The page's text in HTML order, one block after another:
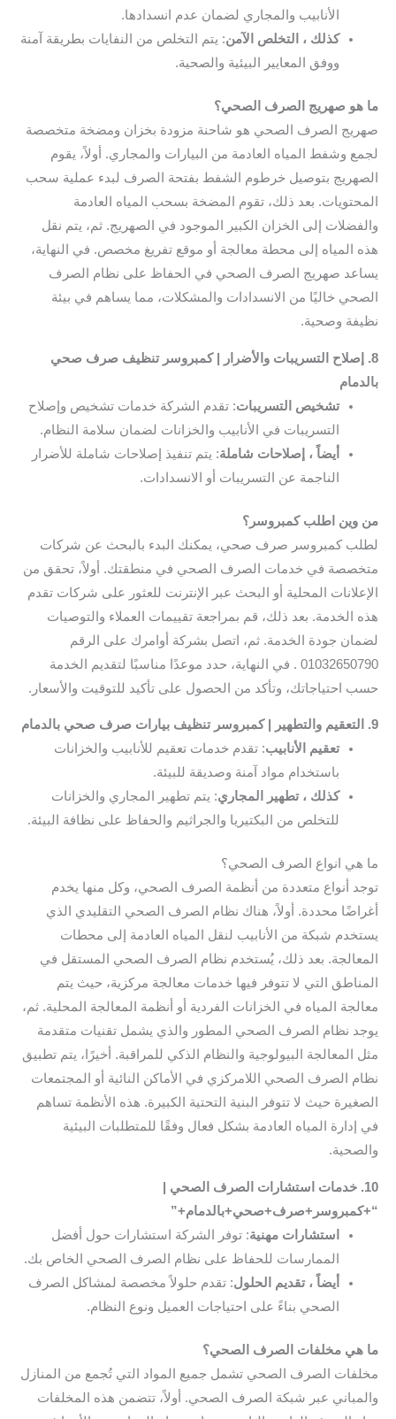
الأنابيب والمجاري لضمان عدم انسدادها.
كذلك ، التخلص الآمن: يتم التخلص من النفايات بطريقة آمنة
ووفق المعايير البيئية والصحية.
ما هو صهريج الصرف الصحي؟
صهريج الصرف الصحي هو شاحنة مزودة بخزان ومضخة متخصصة
لجمع وشفط المياه العادمة من البيارات والمجاري. أولاً، يقوم
الصهريج بتوصيل خرطوم الشفط بفتحة الصرف لبدء عملية سحب
المحتويات. بعد ذلك، تقوم المضخة بسحب المياه العادمة
والفضلات إلى الخزان الكبير الموجود في الصهريج. ثم، يتم نقل
هذه المياه إلى محطة معالجة أو موقع تفريغ مخصص. في النهاية،
يساعد صهريج الصرف الصحي في الحفاظ على نظام الصرف
الصحي خاليًا من الانسدادات والمشكلات، مما يساهم في بيئة
نظيفة وصحية.
8. إصلاح التسريبات والأضرار | كمبروسر تنظيف صرف صحي
بالدمام
تشخيص التسريبات: تقدم الشركة خدمات تشخيص وإصلاح
التسريبات في الأنابيب والخزانات لضمان سلامة النظام.
أيضاً ، إصلاحات شاملة: يتم تنفيذ إصلاحات شاملة للأضرار
الناجمة عن التسريبات أو الانسدادات.
من وين اطلب كمبروسر؟
لطلب كمبروسر صرف صحي، يمكنك البدء بالبحث عن شركات
متخصصة في خدمات الصرف الصحي في منطقتك. أولاً، تحقق من
الإعلانات المحلية أو البحث عبر الإنترنت للعثور على شركات تقدم
هذه الخدمة. بعد ذلك، قم بمراجعة تقييمات العملاء والتوصيات
لضمان جودة الخدمة. ثم، اتصل بشركة أوامرك على الرقم
01032650790 . في النهاية، حدد موعدًا مناسبًا لتقديم الخدمة
حسب احتياجاتك، وتأكد من الحصول على تأكيد للتوقيت والأسعار.
9. التعقيم والتطهير | كمبروسر تنظيف بيارات صرف صحي بالدمام
تعقيم الأنابيب: تقدم خدمات تعقيم للأنابيب والخزانات
باستخدام مواد آمنة وصديقة للبيئة.
كذلك ، تطهير المجاري: يتم تطهير المجاري والخزانات
للتخلص من البكتيريا والجراثيم والحفاظ على نظافة البيئة.
ما هي انواع الصرف الصحي؟
توجد أنواع متعددة من أنظمة الصرف الصحي، وكل منها يخدم
أغراضًا محددة. أولاً، هناك نظام الصرف الصحي التقليدي الذي
يستخدم شبكة من الأنابيب لنقل المياه العادمة إلى محطات
المعالجة. بعد ذلك، يُستخدم نظام الصرف الصحي المستقل في
المناطق التي لا تتوفر فيها خدمات معالجة مركزية، حيث يتم
معالجة المياه في الخزانات الفردية أو أنظمة المعالجة المحلية. ثم،
يوجد نظام الصرف الصحي المطور والذي يشمل تقنيات متقدمة
مثل المعالجة البيولوجية والنظام الذكي للمراقبة. أخيرًا، يتم تطبيق
نظام الصرف الصحي اللامركزي في الأماكن النائية أو المجتمعات
الصغيرة حيث لا تتوفر البنية التحتية الكبيرة. هذه الأنظمة تساهم
في إدارة المياه العادمة بشكل فعال وفقًا للمتطلبات البيئية
والصحية.
10. خدمات استشارات الصرف الصحي |
“+كمبروسر+صرف+صحي+بالدمام+”
استشارات مهنية: توفر الشركة استشارات حول أفضل
الممارسات للحفاظ على نظام الصرف الصحي الخاص بك.
أيضاً ، تقديم الحلول: تقدم حلولاً مخصصة لمشاكل الصرف
الصحي بناءً على احتياجات العميل ونوع النظام.
ما هي مخلفات الصرف الصحي؟
مخلفات الصرف الصحي تشمل جميع المواد التي تُجمع من المنازل
والمباني عبر شبكة الصرف الصحي. أولاً، تتضمن هذه المخلفات